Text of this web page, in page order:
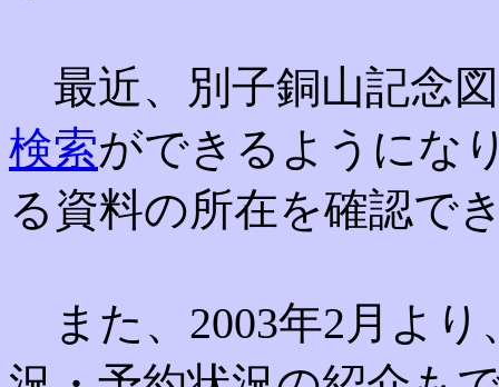
最近、別子銅山記念
検索ができるようにな
る資料の所在を確認で
また、2003年2月より